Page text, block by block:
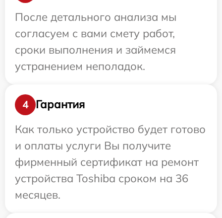
После детального анализа мы
согласуем с вами смету работ,
сроки выполнения и займемся
устранением неполадок.
4
Гарантия
Как только устройство будет готово
и оплаты услуги Вы получите
фирменный сертификат на ремонт
устройства Toshiba сроком на 36
месяцев.